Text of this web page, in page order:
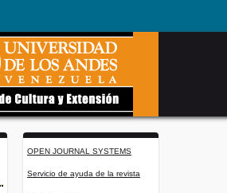
OPEN JOURNAL SYSTEMS
Servicio de ayuda de la revista